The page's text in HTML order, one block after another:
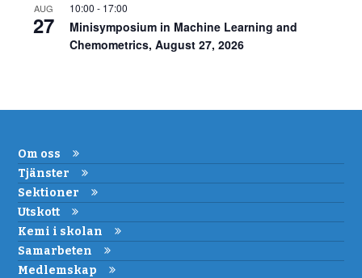
AUG
27
10:00 - 17:00
Minisymposium in Machine Learning and
Chemometrics, August 27, 2026
Om oss
Tjänster
Sektioner
Utskott
Kemi i skolan
Samarbeten
Medlemskap